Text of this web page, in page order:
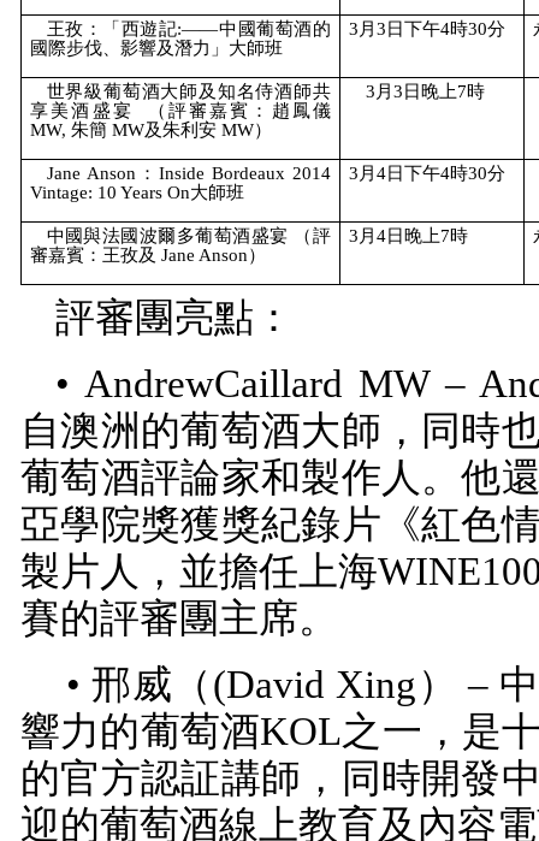
王孜：「西遊記:——中國葡萄酒的
國際步伐、影響及潛力」大師班
3月3 日下午4時30分
世界級葡萄酒大師及知名侍酒師共
享美酒盛宴
（評審嘉賓：趙鳳儀
MW,朱簡 MW及朱利安 MW）
3月 3 日晚上7時
Jane Anson： Inside Bordeaux 2014
Vintage: 10 Years On大師班
3月4日下午4時30分
中國與法國波爾多葡萄酒盛宴 （評
審嘉賓：王孜及 Jane Anson）
3月4日晚上7時
評審團亮點：
• AndrewCaillard MW–
自澳洲的葡萄酒大師，同時
葡萄酒評論家和製作人。他
亞學院獎獲獎紀錄片《紅色
製片人，並擔任上海
賽的評審團主席。
• 邢威（(David Xing ） –
響力的葡萄酒KOL之一，是
的官方認証講師，同時開發
迎的葡萄酒線上教育及內容